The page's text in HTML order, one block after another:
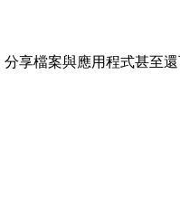
享檔案與應用程式甚至